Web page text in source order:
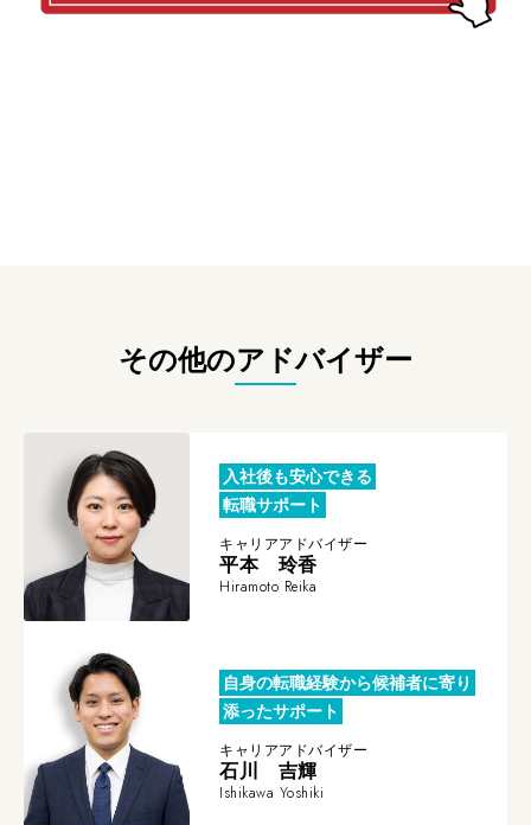
その他のアドバイザー
入社後も安心できる
転職サポート
キャリアアドバイザー
平本 玲香
Hiramoto Reika
自身の転職経験から候補者に寄り
添ったサポート
キャリアアドバイザー
石川 吉輝
Ishikawa Yoshiki